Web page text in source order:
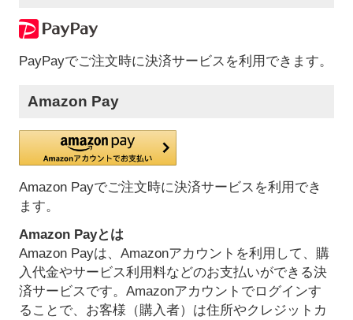
PayPayでご注文時に決済サービスを利用できます。
Amazon Pay
Amazon Payでご注文時に決済サービスを利用でき
ます。
Amazon Payとは
Amazon Payは、Amazonアカウントを利用して、購
入代金やサービス利用料などのお支払いができる決
済サービスです。Amazonアカウントでログインす
ることで、お客様（購入者）は住所やクレジットカ